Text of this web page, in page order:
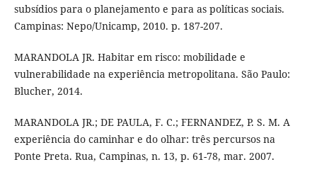
subsídios para o planejamento e para as políticas sociais.
Campinas: Nepo/Unicamp, 2010. p. 187-207.
MARANDOLA JR. Habitar em risco: mobilidade e
vulnerabilidade na experiência metropolitana. São Paulo:
Blucher, 2014.
MARANDOLA JR.; DE PAULA, F. C.; FERNANDEZ, P. S. M. A
experiência do caminhar e do olhar: três percursos na
Ponte Preta. Rua, Campinas, n. 13, p. 61-78, mar. 2007.